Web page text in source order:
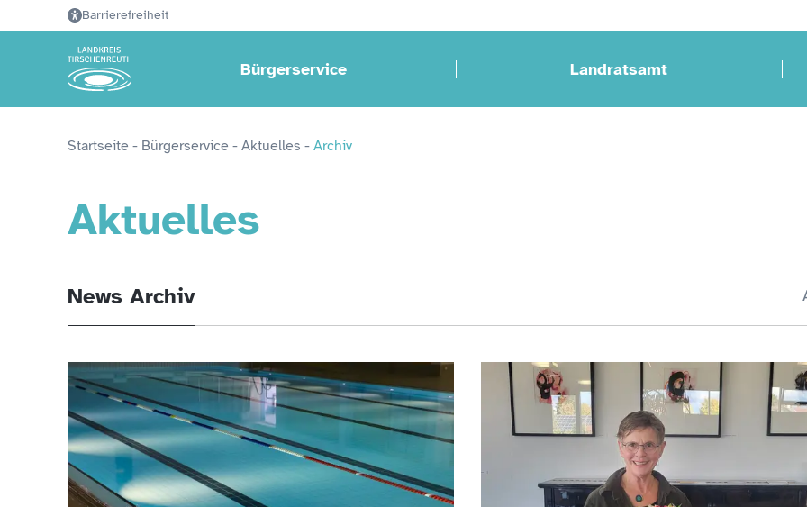
Barrierefreiheit
Bürgerservice Landratsamt
Startseite - Bürgerservice - Aktuelles - Archiv
Aktuelles
News Archiv